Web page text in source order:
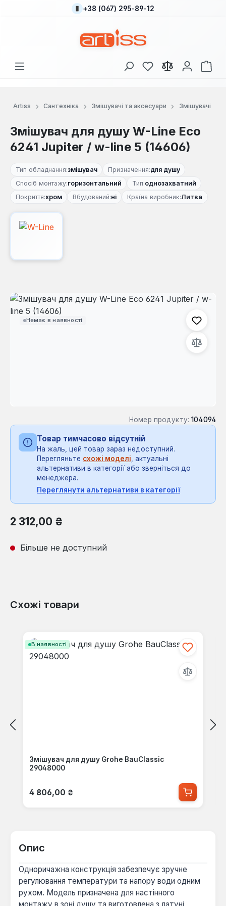
Перейти до основного вмісту
+38 (067) 295-89-12
У вас є 0 у списку
Artiss Сантехніка Змішувачі та аксесуари Змішувачі
Змішувач для душу W-Line Eco
6241 Jupiter / w-line 5 (14606)
Тип обладнання:змішувач Призначення:для душу
Спосіб монтажу:горизонтальний Тип:однозахватний
Покриття:хром Вбудований:ні Країна виробник:Литва
Немає в наявності
Пропустити галерею зображень
Номер продукту: 104094
Товар тимчасово відсутній
На жаль, цей товар зараз недоступний.
Перегляньте схожі моделі , актуальні
альтернативи в категорії або зверніться до
менеджера.
Переглянути альтернативи в категорії
Звичайна ціна:
2 312,00 ₴
Більше не доступний
Схожі товари
В наявності
Змішувач для душу Grohe BauClassic
29048000
Звичайна ціна:
4 806,00 ₴
Опис
Одноричажна конструкція забезпечує зручне
регулювання температури та напору води одним
рухом. Модель призначена для настінного